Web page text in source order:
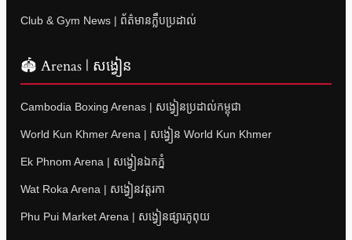
Club & Gym News | ព័ត៌មានក្លឹបប្រដាល់
🏟 Arenas | សង្វៀន
Cambodia Boxing Arenas | សង្វៀនប្រដាល់កម្ពុជា
World Kun Khmer Arena | សង្វៀន World Kun Khmer
Ek Phnom Arena | សង្វៀនឯកភ្នំ
Wat Roka Arena | សង្វៀនវត្តរកា
Phu Pui Market Arena | សង្វៀនផ្សារភូពុយ